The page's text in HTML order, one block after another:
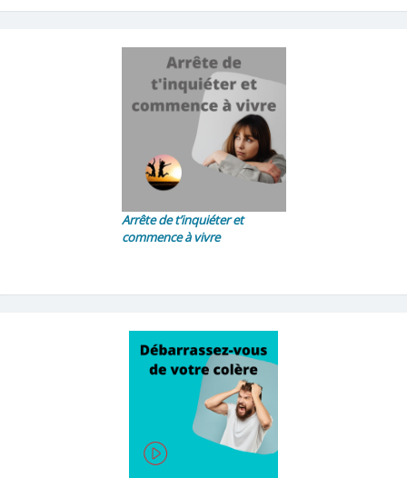
Arrête de t’inquiéter et
commence à vivre